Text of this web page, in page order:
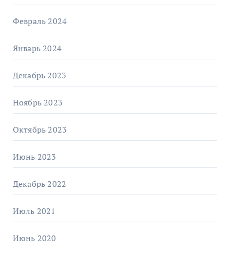
Февраль 2024
Январь 2024
Декабрь 2023
Ноябрь 2023
Октябрь 2023
Июнь 2023
Декабрь 2022
Июль 2021
Июнь 2020